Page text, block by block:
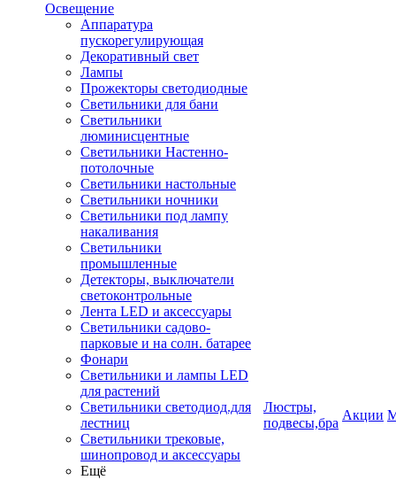
Освещение
Аппаратура
пускорегулирующая
Декоративный свет
Лампы
Прожекторы светодиодные
Светильники для бани
Светильники
люминисцентные
Светильники Настенно-
потолочные
Светильники настольные
Светильники ночники
Светильники под лампу
накаливания
Светильники
промышленные
Детекторы, выключатели
светоконтрольные
Лента LED и аксессуары
Светильники садово-
парковые и на солн. батарее
Фонари
Светильники и лампы LED
для растений
Светильники светодиод.для
лестниц
Светильники трековые,
шинопровод и аксессуары
Ещё
Люстры,
подвесы,бра
Акции